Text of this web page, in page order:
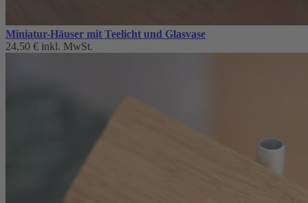
Miniatur-Häuser mit Teelicht und Glasvase
24,50 € inkl. MwSt.